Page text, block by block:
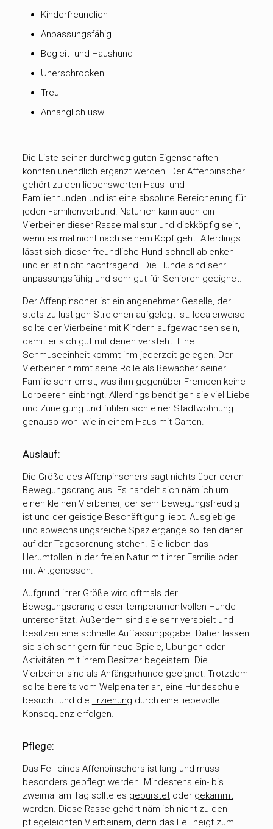
Kinderfreundlich
Anpassungsfähig
Begleit- und Haushund
Unerschrocken
Treu
Anhänglich usw.
Die Liste seiner durchweg guten Eigenschaften
könnten unendlich ergänzt werden. Der Affenpinscher
gehört zu den liebenswerten Haus- und
Familienhunden und ist eine absolute Bereicherung für
jeden Familienverbund. Natürlich kann auch ein
Vierbeiner dieser Rasse mal stur und dickköpfig sein,
wenn es mal nicht nach seinem Kopf geht. Allerdings
lässt sich dieser freundliche Hund schnell ablenken
und er ist nicht nachtragend. Die Hunde sind sehr
anpassungsfähig und sehr gut für Senioren geeignet.
Der Affenpinscher ist ein angenehmer Geselle, der
stets zu lustigen Streichen aufgelegt ist. Idealerweise
sollte der Vierbeiner mit Kindern aufgewachsen sein,
damit er sich gut mit denen versteht. Eine
Schmuseeinheit kommt ihm jederzeit gelegen. Der
Vierbeiner nimmt seine Rolle als Bewacherseiner
Familie sehr ernst, was ihm gegenüber Fremden keine
Lorbeeren einbringt. Allerdings benötigen sie viel Liebe
und Zuneigung und fühlen sich einer Stadtwohnung
genauso wohl wie in einem Haus mit Garten.
Auslauf:
Die Größe des Affenpinschers sagt nichts über deren
Bewegungsdrang aus. Es handelt sich nämlich um
einen kleinen Vierbeiner, der sehr bewegungsfreudig
ist und der geistige Beschäftigung liebt. Ausgiebige
und abwechslungsreiche Spaziergänge sollten daher
auf der Tagesordnung stehen. Sie lieben das
Herumtollen in der freien Natur mit ihrer Familie oder
mit Artgenossen.
Aufgrund ihrer Größe wird oftmals der
Bewegungsdrang dieser temperamentvollen Hunde
unterschätzt. Außerdem sind sie sehr verspielt und
besitzen eine schnelle Auffassungsgabe. Daher lassen
sie sich sehr gern für neue Spiele, Übungen oder
Aktivitäten mit ihrem Besitzer begeistern. Die
Vierbeiner sind als Anfängerhunde geeignet. Trotzdem
sollte bereits vom Welpenalteran, eine Hundeschule
besucht und die Erziehung durch eine liebevolle
Konsequenz erfolgen.
Pflege:
Das Fell eines Affenpinschers ist lang und muss
besonders gepflegt werden. Mindestens ein- bis
zweimal am Tag sollte es gebürstetoder gekämmt
werden. Diese Rasse gehört nämlich nicht zu den
pflegeleichten Vierbeinern, denn das Fell neigt zum